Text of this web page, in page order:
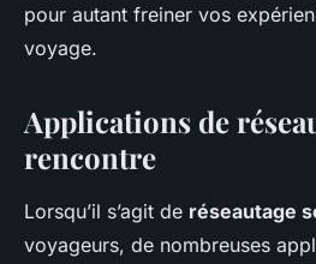
pour autant freiner vos
voyage.
Applications de
rencontre
Lorsqu’il s’agit de réseautage
voyageurs, de nombreuses